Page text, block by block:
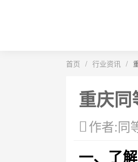
首页 / 行业资讯 /
重庆同
作者:同
一、了